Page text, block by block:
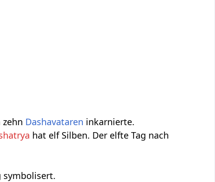
Dashavataren inkarnierte.
hat elf Silben. Der elfte Tag nach
symbolisert.